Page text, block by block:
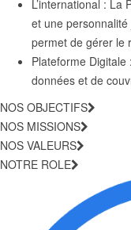
L’international : La
et une
permet de gérer le
Plateforme
données et de
NOS OBJECTIFS
NOS MISSIONS
NOS VALEURS
NOTRE ROLE